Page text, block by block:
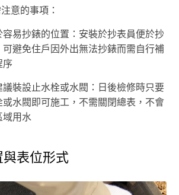
意的事項：
容易抄錶的位置：安裝於抄表員便於抄
可避免住戶因外出無法抄錶而需自行補
序
議裝設止水栓或水閥：日後檢修時只要
或水閥即可施工，不需關閉總表，不會
域用水
與表位形式